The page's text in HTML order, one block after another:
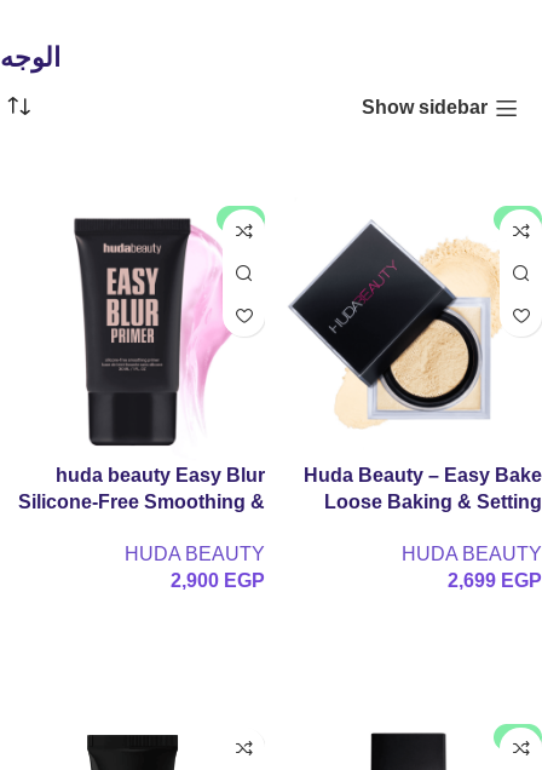
الوجه
Show sidebar
جديد
Huda Beauty – Easy Bake
Loose Baking & Setting
HUDA BEAUTY
2,699 EGP
جديد
huda beauty Easy Blur
Silicone-Free Smoothing &
HUDA BEAUTY
2,900 EGP
جديد